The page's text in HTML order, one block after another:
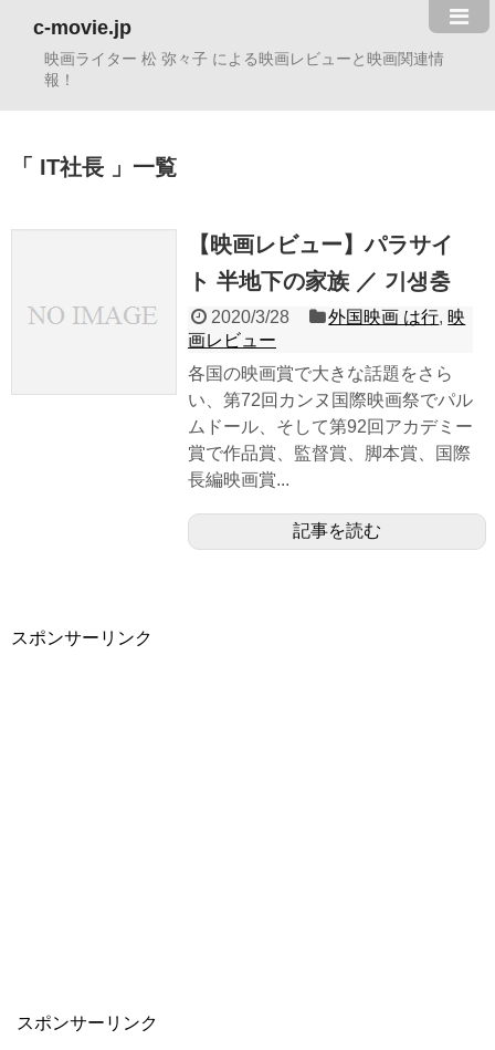
c-movie.jp
映画ライター 松 弥々子 による映画レビューと映画関連情
報！
IT社長 一覧
【映画レビュー】パラサイ
ト 半地下の家族 ／ 기생충
2020/3/28 外国映画 は行, 映
画レビュー
各国の映画賞で大きな話題をさら
い、第72回カンヌ国際映画祭でパル
ムドール、そして第92回アカデミー
賞で作品賞、監督賞、脚本賞、国際
長編映画賞...
記事を読む
スポンサーリンク
スポンサーリンク